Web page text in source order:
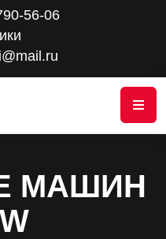
56-06
МАШИН